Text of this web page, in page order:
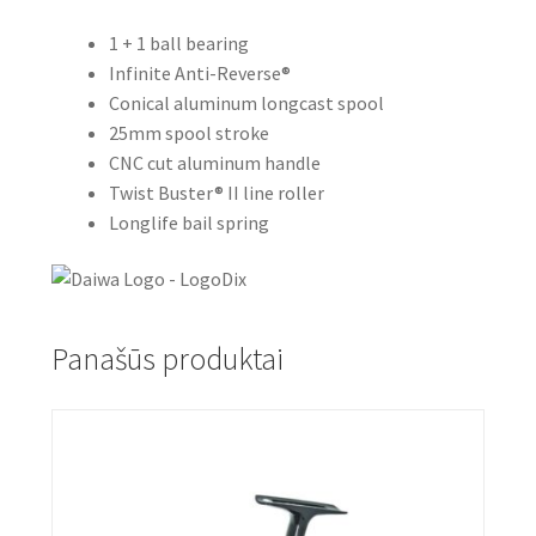
1 + 1 ball bearing
Infinite Anti-Reverse®
Conical aluminum longcast spool
25mm spool stroke
CNC cut aluminum handle
Twist Buster® II line roller
Longlife bail spring
Panašūs produktai